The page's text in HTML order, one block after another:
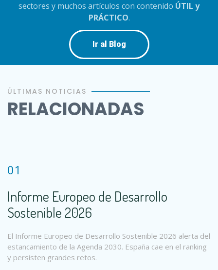
sectores y muchos artículos con contenido ÚTIL y
PRÁCTICO.
Ir al Blog
ÚLTIMAS NOTICIAS
RELACIONADAS
01
Informe Europeo de Desarrollo
Sostenible 2026
El Informe Europeo de Desarrollo Sostenible 2026 alerta del
estancamiento de la Agenda 2030. España cae en el ranking
y persisten grandes retos.